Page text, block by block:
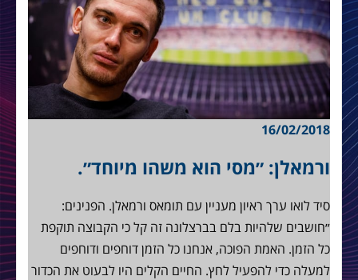
16/02/2018
ורמאלן: ״מסי הוא משהו מיוחד״.
סיד לואו ערך ראיון מעניין עם תומאס ורמאלן. הפנינים:
״חושבים שלהיות בלם בברצלונה זה קל כי הקבוצה תוקפת
כל הזמן. האמת הפוכה, אנחנו כל הזמן דוחפים ודוחפים
למעלה כדי להפעיל לחץ. החיים הקלים היו לבעוט את הכדור